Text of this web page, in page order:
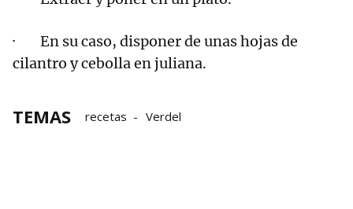
· En su caso, disponer de unas hojas de
cilantro y cebolla en juliana.
TEMAS recetas Verdel